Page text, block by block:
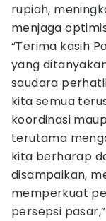
rupiah,
menjaga
“Terima kasih
yang
saudara
kita semua
koordinasi
terutama
kita berharap
disampaikan,
memperkuat
persepsi